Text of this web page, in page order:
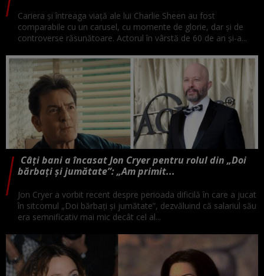
Cariera și întreaga viață ale lui Charlie Sheen au fost
comparabile cu un carusel, cu momente de glorie, dar și de
controverse răsunătoare. Actorul în vârstă de 60 de an și-a...
Câți bani a încasat Jon Cryer pentru rolul din „Doi
bărbați și jumătate”: „Am primit...
Jon Cryer a vorbit recent despre perioada dificilă în care a jucat
în sitcomul „Doi bărbați și jumătate”, dezvăluind că salariul său
era semnificativ mai mic decât cel al...